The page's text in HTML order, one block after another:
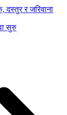
दस्तुर र जरिवाना
सुरु